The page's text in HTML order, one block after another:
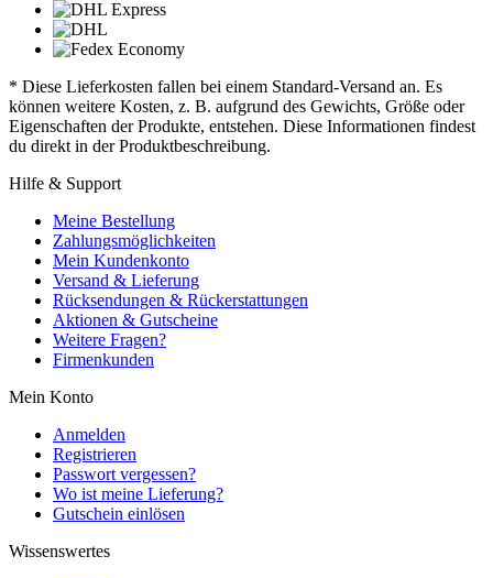
* Diese Lieferkosten fallen bei einem Standard-Versand an. Es
können weitere Kosten, z. B. aufgrund des Gewichts, Größe oder
Eigenschaften der Produkte, entstehen. Diese Informationen findest
du direkt in der Produktbeschreibung.
Hilfe & Support
Meine Bestellung
Zahlungsmöglichkeiten
Mein Kundenkonto
Versand & Lieferung
Rücksendungen & Rückerstattungen
Aktionen & Gutscheine
Weitere Fragen?
Firmenkunden
Mein Konto
Anmelden
Registrieren
Passwort vergessen?
Wo ist meine Lieferung?
Gutschein einlösen
Wissenswertes